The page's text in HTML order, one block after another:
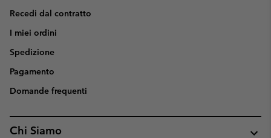
Recedi dal contratto
I miei ordini
Spedizione
Pagamento
Domande frequenti
Chi Siamo